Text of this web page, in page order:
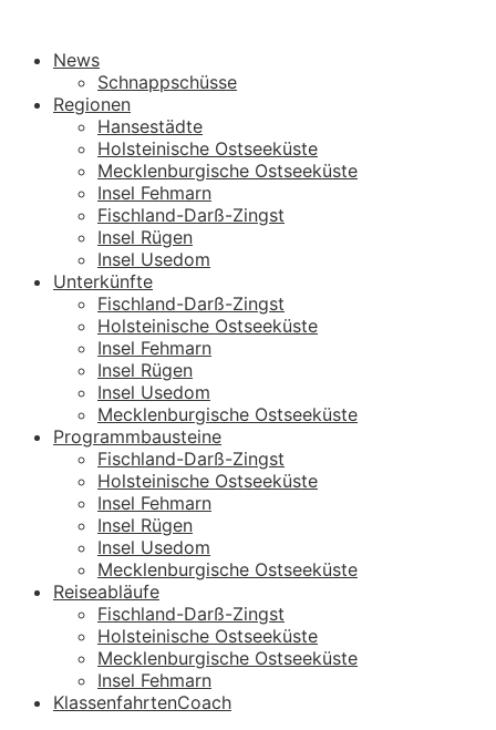
News
Schnappschüsse
Regionen
Hansestädte
Holsteinische Ostseeküste
Mecklenburgische Ostseeküste
Insel Fehmarn
Fischland-Darß-Zingst
Insel Rügen
Insel Usedom
Unterkünfte
Fischland-Darß-Zingst
Holsteinische Ostseeküste
Insel Fehmarn
Insel Rügen
Insel Usedom
Mecklenburgische Ostseeküste
Programmbausteine
Fischland-Darß-Zingst
Holsteinische Ostseeküste
Insel Fehmarn
Insel Rügen
Insel Usedom
Mecklenburgische Ostseeküste
Reiseabläufe
Fischland-Darß-Zingst
Holsteinische Ostseeküste
Mecklenburgische Ostseeküste
Insel Fehmarn
KlassenfahrtenCoach